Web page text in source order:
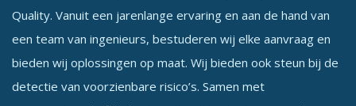
Quality. Vanuit een jarenlange ervaring en aan de hand van
een team van ingenieurs, bestuderen wij elke aanvraag en
bieden wij oplossingen op maat. Wij bieden ook steun bij de
detectie van voorzienbare risico’s. Samen met